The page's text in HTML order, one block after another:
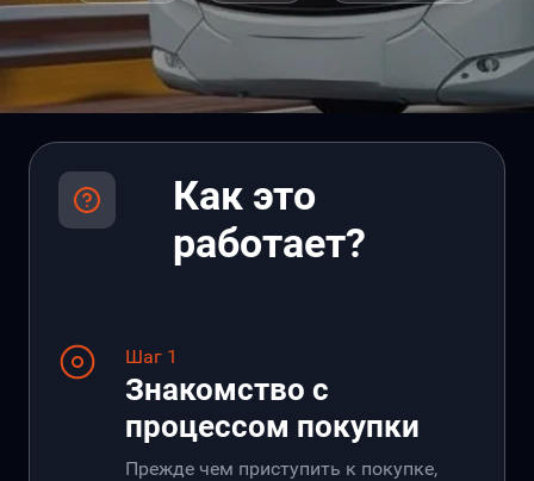
Как это
работает?
Шаг 1
Знакомство с
процессом покупки
Прежде чем приступить к покупке,